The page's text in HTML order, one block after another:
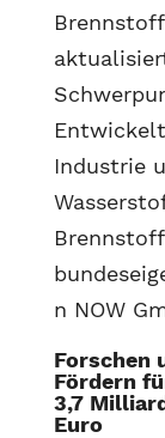
Industrie
n NOW
Forschen
Fördern
3,7
Euro